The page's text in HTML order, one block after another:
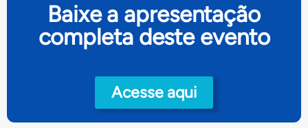
Baixe a apresentação
completa deste evento
Acesse aqui